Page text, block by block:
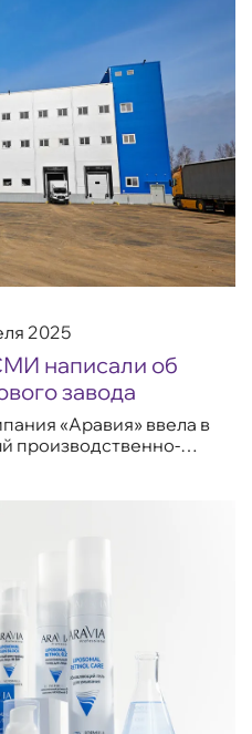
2025
написали об
завода
«Аравия» ввела в
производственно-
в...